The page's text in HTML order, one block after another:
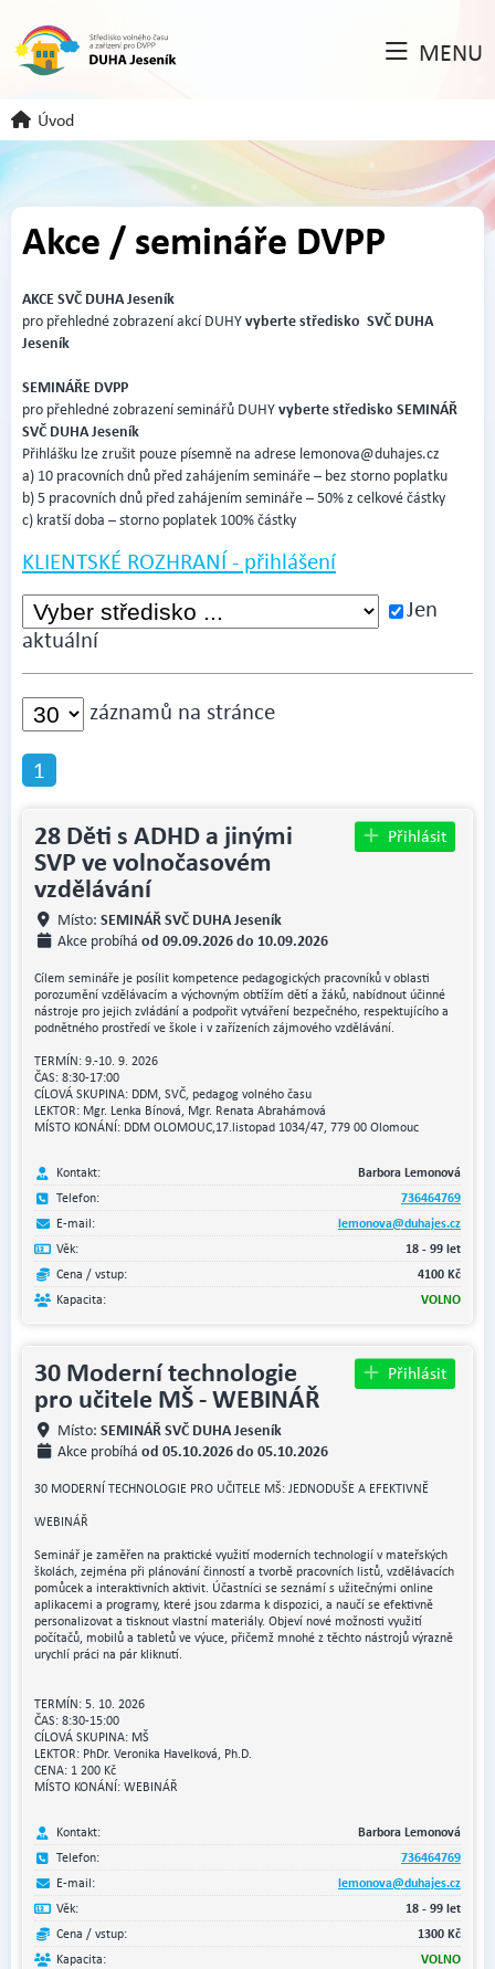
MENU
Úvod
Akce / semináře DVPP
AKCE SVČ DUHA Jeseník
pro přehledné zobrazení akcí DUHYvyberte středisko SVČ DUHA
Jeseník
SEMINÁŘE DVPP
pro přehledné zobrazení seminářů DUHYvyberte středisko SEMINÁŘ
SVČ DUHA Jeseník
Přihlášku lze zrušit pouze písemně na adrese lemonova@duhajes.cz
a) 10 pracovních dnů před zahájením semináře – bez storno poplatku
b) 5 pracovních dnů před zahájením semináře – 50% z celkové částky
c) kratší doba – storno poplatek 100% částky
KLIENTSKÉ ROZHRANÍ - přihlášení
Jen
aktuální
záznamů na stránce
1
28 Děti s ADHD a jinými
SVP ve volnočasovém
vzdělávání
Přihlásit
Místo: SEMINÁŘ SVČ DUHA Jeseník
Akce probíhá od 09.09.2026 do 10.09.2026
Cílem semináře je posílit kompetence pedagogických pracovníků v oblasti
porozumění vzdělávacím a výchovným obtížím dětí a žáků, nabídnout účinné
nástroje pro jejich zvládání a podpořit vytváření bezpečného, respektujícího a
podnětného prostředí ve škole i v zařízeních zájmového vzdělávání.
TERMÍN: 9.-10. 9. 2026
ČAS: 8:30-17:00
CÍLOVÁ SKUPINA: DDM, SVČ, pedagog volného času
LEKTOR: Mgr. Lenka Bínová, Mgr. Renata Abrahámová
MÍSTO KONÁNÍ: DDM OLOMOUC,17.listopad 1034/47, 779 00 Olomouc
Kontakt:
Barbora Lemonová
Telefon:
736464769
E-mail:
lemonova@duhajes.cz
Věk:
18 - 99 let
Cena / vstup:
4100 Kč
Kapacita:
VOLNO
30 Moderní technologie
pro učitele MŠ - WEBINÁŘ
Přihlásit
Místo: SEMINÁŘ SVČ DUHA Jeseník
Akce probíhá od 05.10.2026 do 05.10.2026
30 MODERNÍ TECHNOLOGIE PRO UČITELE MŠ: JEDNODUŠE A EFEKTIVNĚ
WEBINÁŘ
Seminář je zaměřen na praktické využití moderních technologií v mateřských
školách, zejména při plánování činností a tvorbě pracovních listů, vzdělávacích
pomůcek a interaktivních aktivit. Účastníci se seznámí s užitečnými online
aplikacemi a programy, které jsou zdarma k dispozici, a naučí se efektivně
personalizovat a tisknout vlastní materiály. Objeví nové možnosti využití
počítačů, mobilů a tabletů ve výuce, přičemž mnohé z těchto nástrojů výrazně
urychlí práci na pár kliknutí.
TERMÍN: 5. 10. 2026
ČAS: 8:30-15:00
CÍLOVÁ SKUPINA: MŠ
LEKTOR: PhDr. Veronika Havelková, Ph.D.
CENA: 1 200 Kč
MÍSTO KONÁNÍ: WEBINÁŘ
Kontakt:
Barbora Lemonová
Telefon:
736464769
E-mail:
lemonova@duhajes.cz
Věk:
18 - 99 let
Cena / vstup:
1300 Kč
Kapacita:
VOLNO